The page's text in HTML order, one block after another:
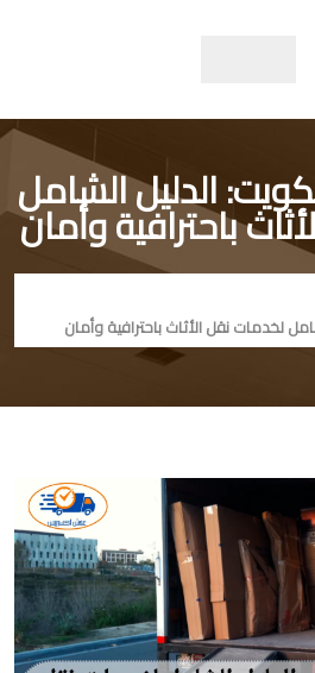
الدليل الشامل
باحترافية وأمان
لخدمات نقل الأثاث باحترافية وأمان